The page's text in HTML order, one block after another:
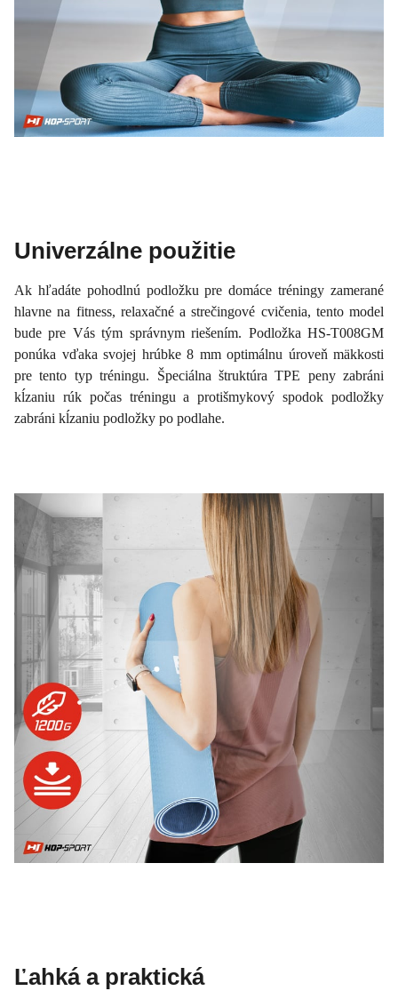
Univerzálne použitie
Ak hľadáte pohodlnú podložku pre domáce tréningy zamerané
hlavne na fitness, relaxačné a strečingové cvičenia, tento model
bude pre Vás tým správnym riešením. Podložka HS-T008GM
ponúka vďaka svojej hrúbke 8 mm optimálnu úroveň mäkkosti
pre tento typ tréningu. Špeciálna štruktúra TPE peny zabráni
kĺzaniu rúk počas tréningu a protišmykový spodok podložky
zabráni kĺzaniu podložky po podlahe.
Ľahká a praktická